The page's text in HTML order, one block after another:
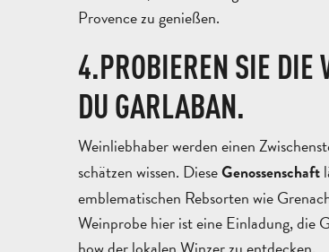
Provence zu genießen.
4.PROBIEREN SIE DIE
DU GARLABAN.
Weinliebhaber werden einen
schätzen wissen. DieseGenossenschaft
emblematischen Rebsorten wie
Weinprobe hier ist eine Einladung, die